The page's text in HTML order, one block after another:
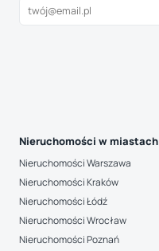
Nieruchomości w miastach
Nieruchomości Warszawa
Nieruchomości Kraków
Nieruchomości Łódź
Nieruchomości Wrocław
Nieruchomości Poznań